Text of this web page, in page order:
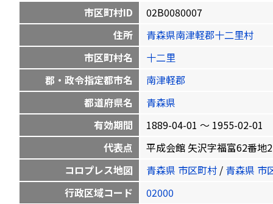
市区町村ID
02B0080007
住所
青森県南津軽郡十二里村
市区町村名
十二里
郡・政令指定都市名
南津軽郡
都道府県名
青森県
有効期間
1889-04-01 〜 1955-02-01
代表点
平成会館 矢沢字福富62番地
コロプレス地図
青森県 市区町村 / 青森県 市
行政区域コード
02000